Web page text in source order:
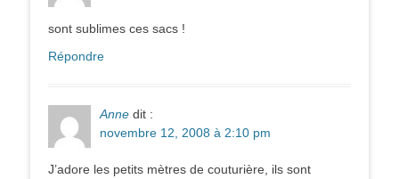
sont sublimes ces sacs !
Répondre
Anne dit :
novembre 12, 2008 à 2:10 pm
J’adore les petits mètres de couturière, ils sont